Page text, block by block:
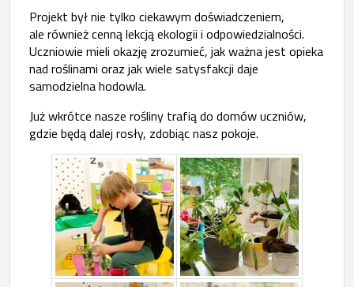
Projekt był nie tylko ciekawym doświadczeniem,
ale również cenną lekcją ekologii i odpowiedzialności.
Uczniowie mieli okazję zrozumieć, jak ważna jest opieka
nad roślinami oraz jak wiele satysfakcji daje
samodzielna hodowla.
Już wkrótce nasze rośliny trafią do domów uczniów,
gdzie będą dalej rosły, zdobiąc nasz pokoje.